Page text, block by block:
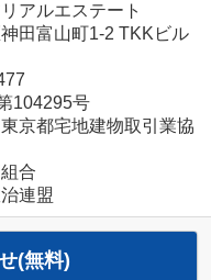
アルエステート
田富山町1-2 TKKビル
104295号
京都宅地建物取引業協
合
連盟
(無料)